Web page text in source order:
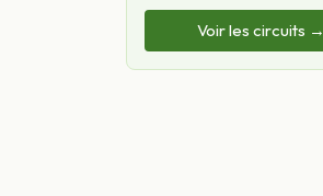
Voir les circuits →